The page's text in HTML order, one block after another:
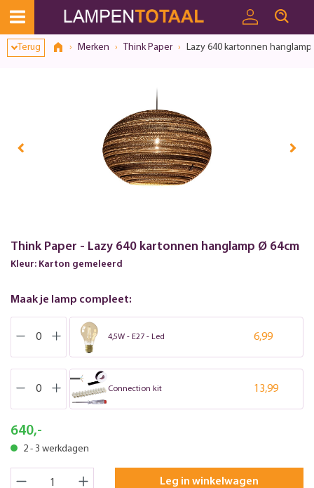
Terug Merken Think Paper Lazy 640 kartonnen
Think Paper - Lazy 640 kartonnen hanglamp Ø 64cm
Kleur: Karton gemeleerd
Maak je lamp compleet:
4,5W - E27 - Led 6,99
Connection kit 13,99
640,-
2 - 3 werkdagen
Leg in winkelwagen